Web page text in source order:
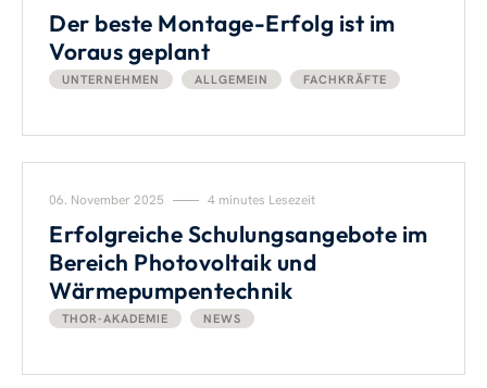
Der beste Montage-Erfolg ist im
Voraus geplant
UNTERNEHMEN ALLGEMEIN FACHKRÄFTE
06. November 2025 4 minutes Lesezeit
Erfolgreiche Schulungsangebote im
Bereich Photovoltaik und
Wärmepumpentechnik
THOR-AKADEMIE NEWS